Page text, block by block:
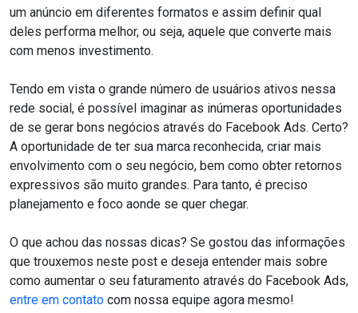
um anúncio em diferentes formatos e assim definir qual
deles performa melhor, ou seja, aquele que converte mais
com menos investimento.
Tendo em vista o grande número de usuários ativos nessa
rede social, é possível imaginar as inúmeras oportunidades
de se gerar bons negócios através do Facebook Ads. Certo?
A oportunidade de ter sua marca reconhecida, criar mais
envolvimento com o seu negócio, bem como obter retornos
expressivos são muito grandes. Para tanto, é preciso
planejamento e foco aonde se quer chegar.
O que achou das nossas dicas? Se gostou das informações
que trouxemos neste post e deseja entender mais sobre
como aumentar o seu faturamento através do Facebook Ads,
entre em contato com nossa equipe agora mesmo!